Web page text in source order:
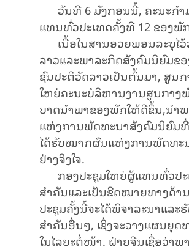
ວັນ​ທີ 6 ມັງ​ກອນ​ນີ້, ຄະ​ນະ​ກຳ​
ແທນ​ທົ່ວ​ປະ​ເທດ​​​ຄັ້ງ​ທີ 12 ຂອງພັ
ເນື້ອ​ໃນ​ສານອວຍ​ພອນລະ​ບຸ​ໄ
ລາວ​ແລະ​ພາ​ລະ​ກິດ​ສັງ​ຄົມ​ນິ​ຍົມ​ຂ
ຊົນ​ປະ​ຕິ​ວັດ​ລາວ​ເປັນ​ຕົ້ນ​ມາ, ​ສູນ​
ໃຫຍ່​ຄະ​ນະ​ບໍ​ລິ​ຫານ​ງານ​ສູນ​ກາງ​
ບາດ​ນຳ​ພາ​ຂອງ​ພັກ​ໃຫ້​ດີ​ຂຶ້ນ,​ນຳ​
ແຫ່ງ​ການ​ພັດ​ທະ​ນາ​ສັງ​ຄົມ​ນິ​ຍົມ​
ໄດ້​ຮັບ​ໝາກ​ຜົນ​ແຫ່ງ​ການ​ພັດ​ທະ​
ຢ່າງ​ຈິງ​ໃຈ.
ກອງ​ປະ​ຊຸມ​ໃຫຍ່​ຜູ້​ແທນ​ທົ່ວ​ປະ​
ສຳ​ຄັນ​ແລະ​ເປັນ​ຂີດ​ໝາຍ​ທາງ​ດ້າ
ປະ​ຊຸມ​ຄັ້ງ​ນີ້​ຈະ​ໄດ້​ພິ​ຈາ​ລະ​ນາ​ແລະ​
ສຳ​ຄັນ​ອື່ນໆ, ເຊິ່ງ​ຈະ​ວາງ​ແຜນ​ຍຸ
ໃນ​ໄລ​ຍະ​ຕໍ່​ໜ້າ. ຝ່າຍ​ຈີນເຊື່ອ​ວ່າ​